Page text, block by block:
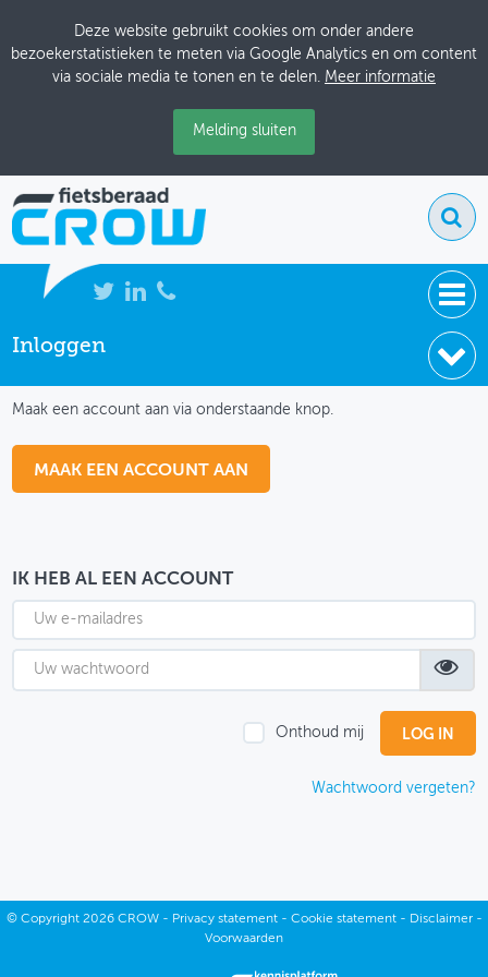
Deze website gebruikt cookies om onder andere
bezoekerstatistieken te meten via Google Analytics en om content
via sociale media te tonen en te delen. Meer informatie
Melding sluiten
NIEUWS
THEMASITES
MIJN PROFIEL
GEBRUIKER
Inloggen
Maak een account aan via onderstaande knop.
MAAK EEN ACCOUNT AAN
IK HEB AL EEN ACCOUNT
Onthoud mij
Wachtwoord vergeten?
© Copyright2026 CROW - Privacy statement- Cookie statement- Disclaimer-
Voorwaarden